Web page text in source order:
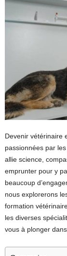
Devenir vétérinaire
passionnées par
allie science,
emprunter pour y
beaucoup
nous explorerons
formation
les diverses
vous à plonger